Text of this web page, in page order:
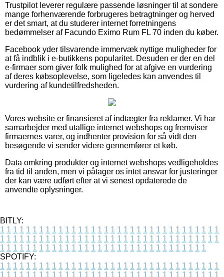
Trustpilot leverer regulære passende løsninger til at sondere
mange forhenværende forbrugeres betragtninger og herved
er det smart, at du studerer internet forretningens
bedømmelser af Facundo Eximo Rum FL 70 inden du køber.
Facebook yder tilsvarende immervæk nyttige muligheder for
at få indblik i e-butikkens popularitet. Desuden er der en del
e-firmaer som giver folk mulighed for at afgive en vurdering
af deres købsoplevelse, som ligeledes kan anvendes til
vurdering af kundetilfredsheden.
Vores website er finansieret af indtægter fra reklamer. Vi har
samarbejder med utallige internet webshops og fremviser
firmaernes varer, og indhenter provision for så vidt den
besøgende vi sender videre gennemfører et køb.
Data omkring produkter og internet webshops vedligeholdes
fra tid til anden, men vi påtager os intet ansvar for justeringer
der kan være udført efter at vi senest opdaterede de
anvendte oplysninger.
BITLY:
1 1 1 1 1 1 1 1 1 1 1 1 1 1 1 1 1 1 1 1 1 1 1 1 1 1 1 1 1 1 1 1 1 1
1 1 1 1 1 1 1 1 1 1 1 1 1 1 1 1 1 1 1 1 1 1 1 1 1 1 1 1 1 1 1 1 1 1
1 1 1 1 1 1 1 1 1 1 1 1 1 1 1 1 1 1 1 1 1 1 1 1 1 1 1 1 1 1 1 1
SPOTIFY:
1 1 1 1 1 1 1 1 1 1 1 1 1 1 1 1 1 1 1 1 1 1 1 1 1 1 1 1 1 1 1 1 1 1
1 1 1 1 1 1 1 1 1 1 1 1 1 1 1 1 1 1 1 1 1 1 1 1 1 1 1 1 1 1 1 1 1 1